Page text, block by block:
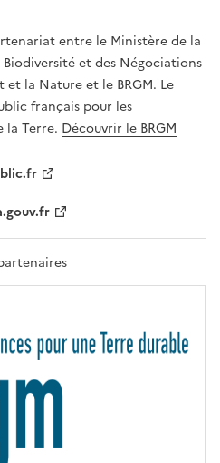
T
É
,
É
G
A
L
F
A
T
R
T
É
entre le Ministère de la
et des Négociations
la Nature et le BRGM. Le
français pour les
la Terre. Découvrir le BRGM